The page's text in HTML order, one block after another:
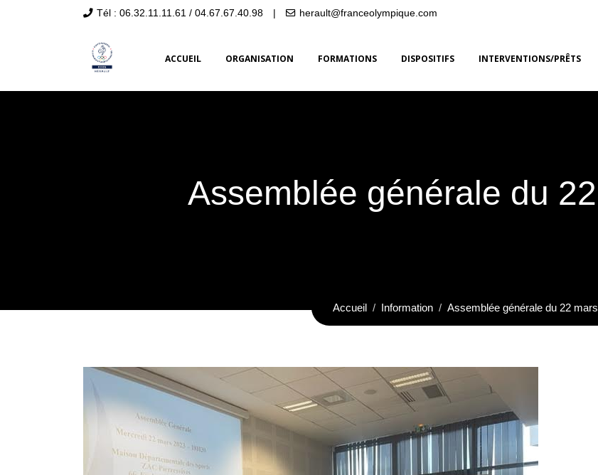
Tél : 06.32.11.11.61 / 04.67.67.40.98 herault@franceolympique.com
ACCUEIL ORGANISATION FORMATIONS DISPOSITIFS INTERVENTIONS/PRÊTS
Assemblée générale du
Accueil Information Assemblée générale du 22